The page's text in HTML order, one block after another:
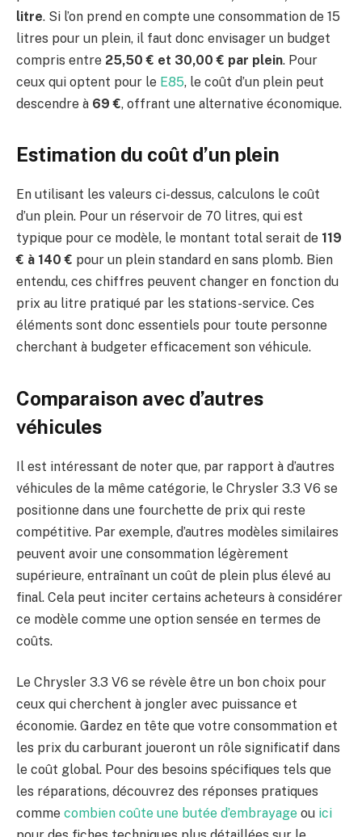
litre. Si l’on prend en compte une consommation de 15
litres pour un plein, il faut donc envisager un budget
compris entre 25,50 € et 30,00 € par plein. Pour
ceux qui optent pour le E85, le coût d’un plein peut
descendre à 69 €, offrant une alternative économique.
Estimation du coût d’un plein
En utilisant les valeurs ci-dessus, calculons le coût
d’un plein. Pour un réservoir de 70 litres, qui est
typique pour ce modèle, le montant total serait de 119
€ à 140 € pour un plein standard en sans plomb. Bien
entendu, ces chiffres peuvent changer en fonction du
prix au litre pratiqué par les stations-service. Ces
éléments sont donc essentiels pour toute personne
cherchant à budgeter efficacement son véhicule.
Comparaison avec d’autres
véhicules
Il est intéressant de noter que, par rapport à d’autres
véhicules de la même catégorie, le Chrysler 3.3 V6 se
positionne dans une fourchette de prix qui reste
compétitive. Par exemple, d’autres modèles similaires
peuvent avoir une consommation légèrement
supérieure, entraînant un coût de plein plus élevé au
final. Cela peut inciter certains acheteurs à considérer
ce modèle comme une option sensée en termes de
coûts.
Le Chrysler 3.3 V6 se révèle être un bon choix pour
ceux qui cherchent à jongler avec puissance et
économie. Gardez en tête que votre consommation et
les prix du carburant joueront un rôle significatif dans
le coût global. Pour des besoins spécifiques tels que
les réparations, découvrez des réponses pratiques
comme combien coûte une butée d’embrayage ou ici